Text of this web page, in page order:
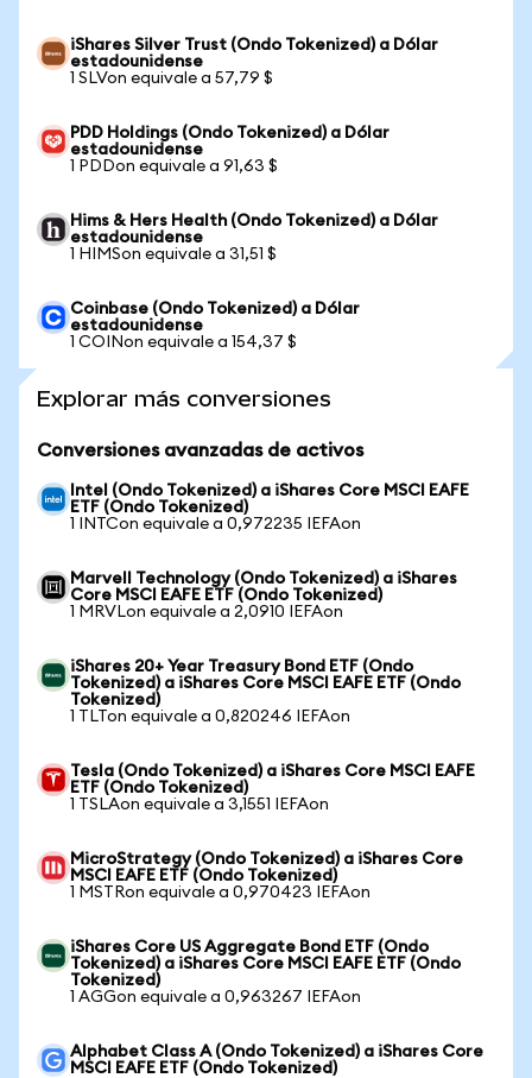
iShares Silver Trust (Ondo Tokenized) a Dólar
estadounidense
1 SLVon equivale a 57,79 $
PDD Holdings (Ondo Tokenized) a Dólar
estadounidense
1 PDDon equivale a 91,63 $
Hims & Hers Health (Ondo Tokenized) a Dólar
estadounidense
1 HIMSon equivale a 31,51 $
Coinbase (Ondo Tokenized) a Dólar
estadounidense
1 COINon equivale a 154,37 $
Explorar más conversiones
Conversiones avanzadas de activos
Intel (Ondo Tokenized) a iShares Core MSCI EAFE
ETF (Ondo Tokenized)
1 INTCon equivale a 0,972235 IEFAon
Marvell Technology (Ondo Tokenized) a iShares
Core MSCI EAFE ETF (Ondo Tokenized)
1 MRVLon equivale a 2,0910 IEFAon
iShares 20+ Year Treasury Bond ETF (Ondo
Tokenized) a iShares Core MSCI EAFE ETF (Ondo
Tokenized)
1 TLTon equivale a 0,820246 IEFAon
Tesla (Ondo Tokenized) a iShares Core MSCI EAFE
ETF (Ondo Tokenized)
1 TSLAon equivale a 3,1551 IEFAon
MicroStrategy (Ondo Tokenized) a iShares Core
MSCI EAFE ETF (Ondo Tokenized)
1 MSTRon equivale a 0,970423 IEFAon
iShares Core US Aggregate Bond ETF (Ondo
Tokenized) a iShares Core MSCI EAFE ETF (Ondo
Tokenized)
1 AGGon equivale a 0,963267 IEFAon
Alphabet Class A (Ondo Tokenized) a iShares Core
MSCI EAFE ETF (Ondo Tokenized)